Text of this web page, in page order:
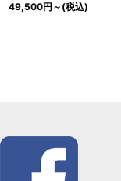
49,500円 ～ (税込)